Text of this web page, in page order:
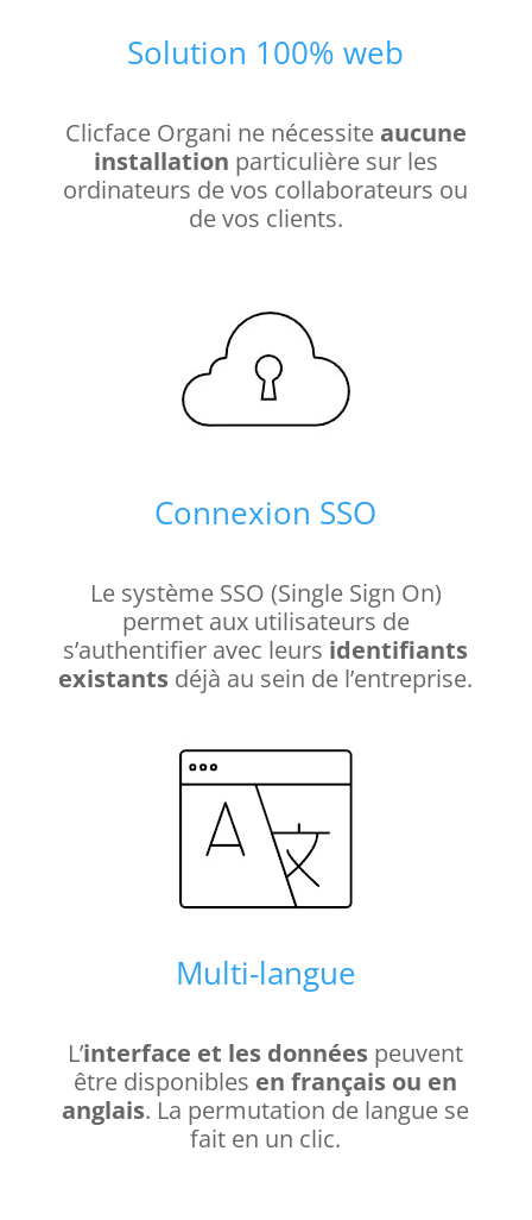
Solution 100% web
Clicface Organi ne nécessite aucune
installation particulière sur les
ordinateurs de vos collaborateurs ou
de vos clients.
Connexion SSO
Le système SSO (Single Sign On)
permet aux utilisateurs de
s’authentifier avec leurs identifiants
existants déjà au sein de l’entreprise.
Multi-langue
L’interface et les données peuvent
être disponibles en français ou en
anglais. La permutation de langue se
fait en un clic.